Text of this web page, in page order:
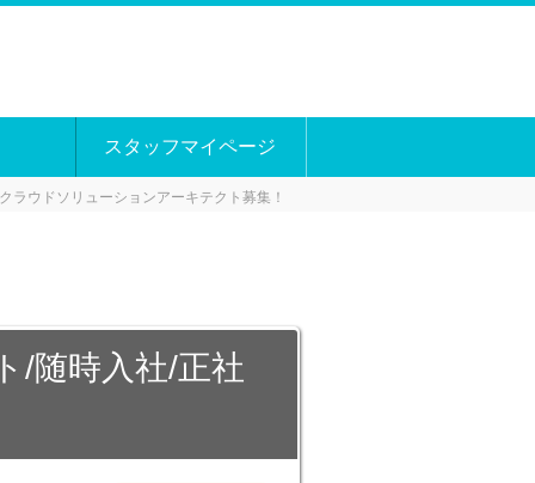
スタッフマイページ
ラウドソリューションアーキテクト募集！
/随時入社/正社